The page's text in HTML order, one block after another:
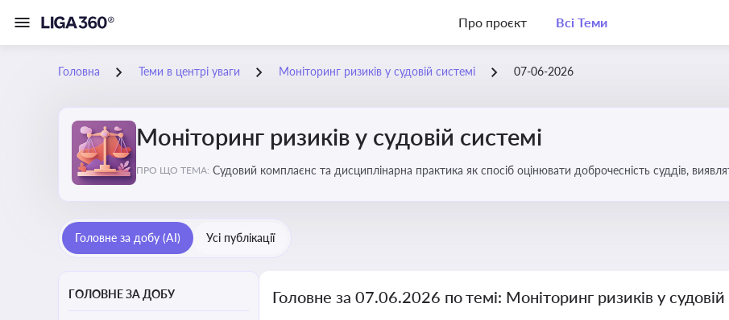
Про проєкт Всі Теми
Головна Теми в центрі уваги Моніторинг ризиків у судовій системі 07-06-2026
Моніторинг ризиків у судовій системі
ПРО ЩО ТЕМА: Судовий комплаєнс та дисциплінарна практика як спосіб оцінювати доброчесність суддів,
Головне за добу (AI) Усі публікації
ГОЛОВНЕ ЗА ДОБУ Головне за 07.06.2026 по темі: Моніторинг ризиків у судовій